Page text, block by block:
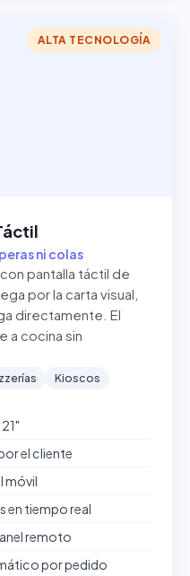
ALTA TECNOLOGÍA
ni colas
pantalla táctil de
por la carta visual,
directamente. El
a cocina sin
Kioscos
el cliente
móvil
en tiempo real
remoto
por pedido